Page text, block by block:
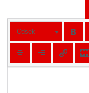
Odsek